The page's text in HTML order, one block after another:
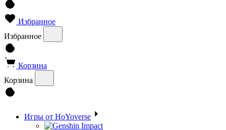
Избранное
Избранное
Корзина
Корзина
Игры от HoYoverse